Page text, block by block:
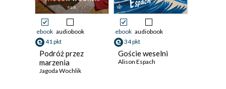
ebook audiobook
41 pkt
Podróż przez
marzenia
Jagoda Wochlik
ebook audiobook
34 pkt
Goście weselni
Alison Espach